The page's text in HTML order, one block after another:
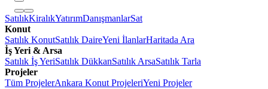
SatılıkKiralıkYatırımDanışmanlarSat
Konut
Satılık KonutSatılık DaireYeni İlanlarHaritada Ara
İş Yeri & Arsa
Satılık İş YeriSatılık DükkanSatılık ArsaSatılık Tarla
Projeler
Tüm ProjelerAnkara Konut ProjeleriYeni Projeler